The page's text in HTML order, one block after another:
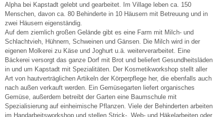
Alpha bei Kapstadt gelebt und gearbeitet. Im Village leben ca. 150
Menschen, davon ca. 80 Behinderte in 10 Häusern mit Betreuung und in
zwei Häusern eigenständig.
Auf dem ziemlich großen Gelände gibt es eine Farm mit Milch- und
Schlachtvieh, Hühnern, Schweinen und Gänsen. Die Milch wird in der
eigenen Molkerei zu Käse und Joghurt u.ä. weiterverarbeitet. Eine
Bäckerei versorgt das ganze Dorf mit Brot und beliefert Gesundheitsläden
in und um Kapstadt mit Spezialitäten. Der Kosmetikworkshop stellt aller
Art von hautverträglichen Artikeln der Körperpflege her, die ebenfalls auch
nach außen verkauft werden. Ein Gemüsegarten liefert organisches
Gemüse, außerdem betreibt der Garten eine Baumschule mit
Spezialisierung auf einheimische Pflanzen. Viele der Behinderten arbeiten
im Handarbeitsworkshop und stellen Strick-, Web- und Häkelarbeiten oder